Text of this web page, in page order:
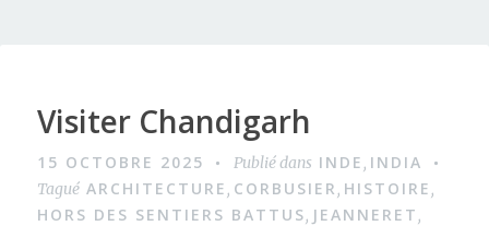
Visiter Chandigarh
15 OCTOBRE 2025 Publié dans INDE, INDIA
Tagué ARCHITECTURE, CORBUSIER, HISTOIRE,
HORS DES SENTIERS BATTUS, JEANNERET,